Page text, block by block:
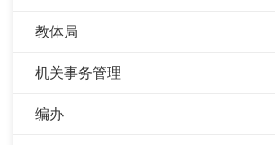
教体局
机关事务管理
编办